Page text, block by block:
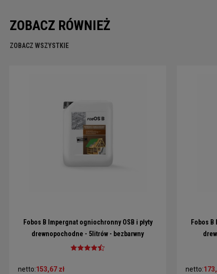
ZOBACZ RÓWNIEŻ
ZOBACZ WSZYSTKIE
Fobos B Impergnat ogniochronny OSB i płyty
drewnopochodne - 5litrów - bezbarwny
netto:153,67 zł
Fobos
netto: